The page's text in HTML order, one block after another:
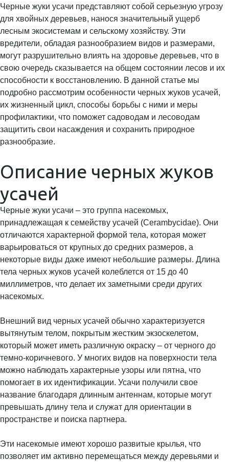
Черные жуки усачи представляют собой серьезную угрозу
для хвойных деревьев, нанося значительный ущерб
лесным экосистемам и сельскому хозяйству. Эти
вредители, обладая разнообразием видов и размерами,
могут разрушительно влиять на здоровье деревьев, что в
свою очередь сказывается на общем состоянии лесов и их
способности к восстановлению. В данной статье мы
подробно рассмотрим особенности черных жуков усачей,
их жизненный цикл, способы борьбы с ними и меры
профилактики, что поможет садоводам и лесоводам
защитить свои насаждения и сохранить природное
разнообразие.
Описание черных жуков
усачей
Черные жуки усачи – это группа насекомых,
принадлежащая к семейству усачей (Cerambycidae). Они
отличаются характерной формой тела, которая может
варьироваться от крупных до средних размеров, а
некоторые виды даже имеют небольшие размеры. Длина
тела черных жуков усачей колеблется от 15 до 40
миллиметров, что делает их заметными среди других
насекомых.
Внешний вид черных усачей обычно характеризуется
вытянутым телом, покрытым жестким экзоскелетом,
который может иметь различную окраску – от черного до
темно-коричневого. У многих видов на поверхности тела
можно наблюдать характерные узоры или пятна, что
помогает в их идентификации. Усачи получили свое
название благодаря длинным антеннам, которые могут
превышать длину тела и служат для ориентации в
пространстве и поиска партнера.
Эти насекомые имеют хорошо развитые крылья, что
позволяет им активно перемещаться между деревьями и